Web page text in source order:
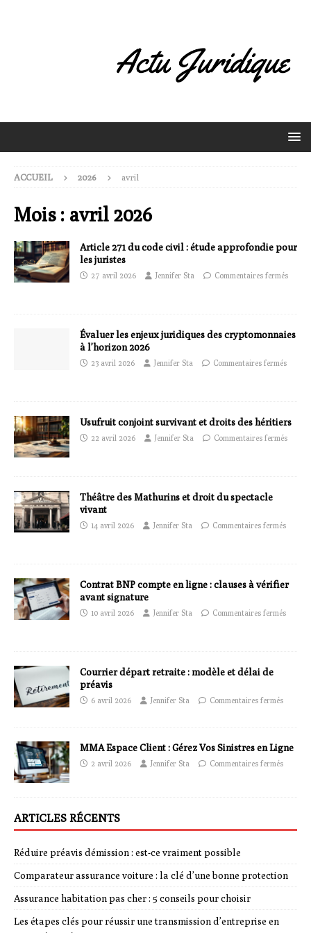
ACCUEIL 2026 avril
Mois : avril 2026
Article 271 du code civil : étude approfondie pour
les juristes
27 avril 2026 Jennifer Sta Commentaires fermés
Évaluer les enjeux juridiques des cryptomonnaies
à l’horizon 2026
23 avril 2026 Jennifer Sta Commentaires fermés
Usufruit conjoint survivant et droits des héritiers
22 avril 2026 Jennifer Sta Commentaires fermés
Théâtre des Mathurins et droit du spectacle
vivant
14 avril 2026 Jennifer Sta Commentaires fermés
Contrat BNP compte en ligne : clauses à vérifier
avant signature
10 avril 2026 Jennifer Sta Commentaires fermés
Courrier départ retraite : modèle et délai de
préavis
6 avril 2026 Jennifer Sta Commentaires fermés
MMA Espace Client : Gérez Vos Sinistres en Ligne
2 avril 2026 Jennifer Sta Commentaires fermés
ARTICLES RÉCENTS
Réduire préavis démission : est-ce vraiment possible
Comparateur assurance voiture : la clé d’une bonne protection
Assurance habitation pas cher : 5 conseils pour choisir
Les étapes clés pour réussir une transmission d’entreprise en